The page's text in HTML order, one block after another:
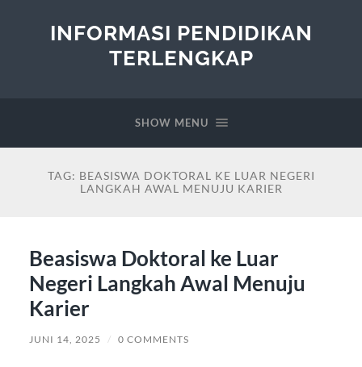
INFORMASI PENDIDIKAN
TERLENGKAP
SHOW MENU
TAG: BEASISWA DOKTORAL KE LUAR NEGERI
LANGKAH AWAL MENUJU KARIER
Beasiswa Doktoral ke Luar
Negeri Langkah Awal Menuju
Karier
JUNI 14, 2025 / 0 COMMENTS